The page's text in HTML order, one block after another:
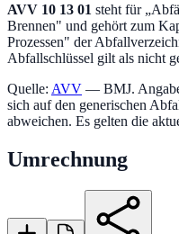
AVV 10 13 01 steht für „
Brennen" und gehört zum
Prozessen" der
Abfallschlüssel gilt als nicht
Quelle: AVV — BMJ.
sich auf den generischen
abweichen. Es gelten die
Umrechnung